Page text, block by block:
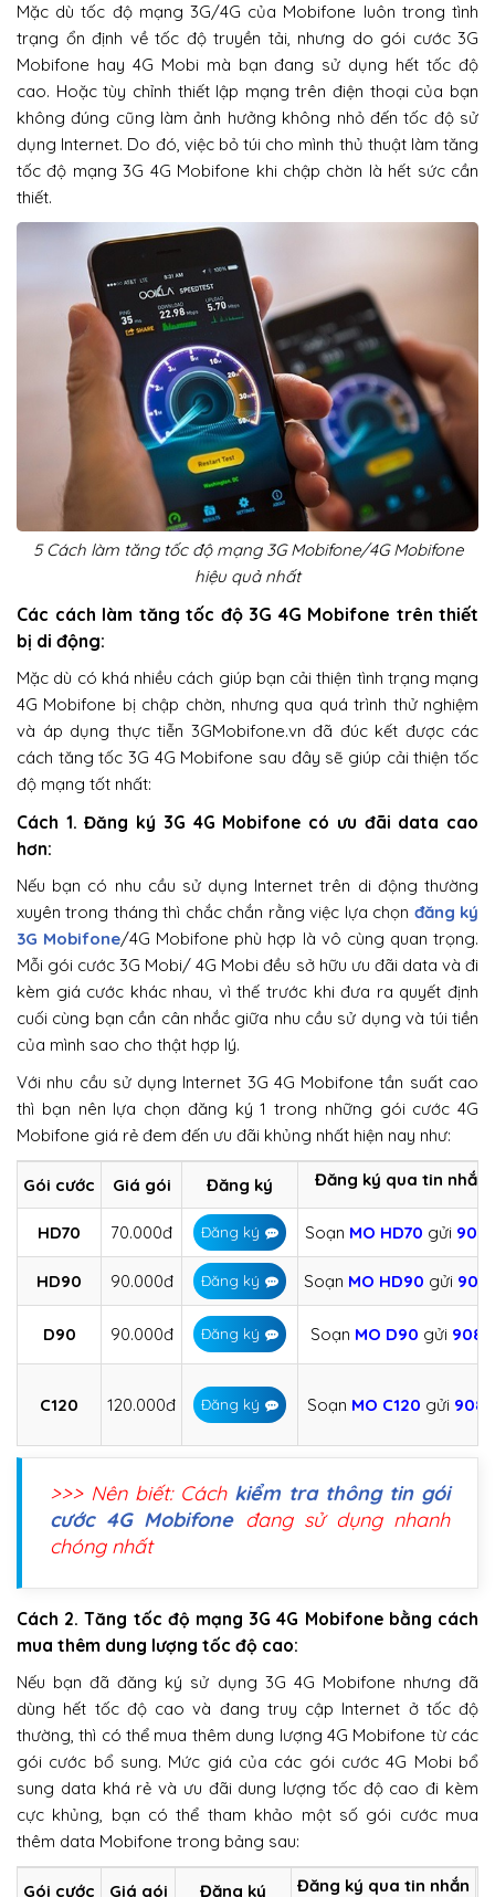
Mặc dù tốc độ mạng 3G/4G của Mobifone luôn trong tình
trạng ổn định về tốc độ truyền tải, nhưng do gói cước 3G
Mobifone hay 4G Mobi mà bạn đang sử dụng hết tốc độ
cao. Hoặc tùy chỉnh thiết lập mạng trên điện thoại của bạn
không đúng cũng làm ảnh hưởng không nhỏ đến tốc độ sử
dụng Internet. Do đó, việc bỏ túi cho mình thủ thuật làm tăng
tốc độ mạng 3G 4G Mobifone khi chập chờn là hết sức cần
thiết.
5 Cách làm tăng tốc độ mạng 3G Mobifone/4G Mobifone
hiệu quả nhất
Các cách làm tăng tốc độ 3G 4G Mobifone trên thiết
bị di động:
Mặc dù có khá nhiều cách giúp bạn cải thiện tình trạng mạng
4G Mobifone bị chập chờn, nhưng qua quá trình thử nghiệm
và áp dụng thực tiễn 3GMobifone.vn đã đúc kết được các
cách tăng tốc 3G 4G Mobifone sau đây sẽ giúp cải thiện tốc
độ mạng tốt nhất:
Cách 1. Đăng ký 3G 4G Mobifone có ưu đãi data cao
hơn:
Nếu bạn có nhu cầu sử dụng Internet trên di động thường
xuyên trong tháng thì chắc chắn rằng việc lựa chọn đăng ký
3G Mobifone/4G Mobifone phù hợp là vô cùng quan trọng.
Mỗi gói cước 3G Mobi/ 4G Mobi đều sở hữu ưu đãi data và đi
kèm giá cước khác nhau, vì thế trước khi đưa ra quyết định
cuối cùng bạn cần cân nhắc giữa nhu cầu sử dụng và túi tiền
của mình sao cho thật hợp lý.
Với nhu cầu sử dụng Internet 3G 4G Mobifone tần suất cao
thì bạn nên lựa chọn đăng ký 1 trong những gói cước 4G
Mobifone giá rẻ đem đến ưu đãi khủng nhất hiện nay như:
Gói cước Giá gói Đăng ký Đăng ký qua tin nhắn
HD70 70.000đ Đăng ký Soạn MO HD70 gửi
HD90 90.000đ Đăng ký Soạn MO HD90 gửi
D90 90.000đ Đăng ký Soạn MO D90 gửi 9084
C120 120.000đ Đăng ký Soạn MO C120 gửi 9084
>>> Nên biết: Cách kiểm tra thông tin gói
cước 4G Mobifoneđang sử dụng nhanh
chóng nhất
Cách 2. Tăng tốc độ mạng 3G 4G Mobifone bằng cách
mua thêm dung lượng tốc độ cao:
Nếu bạn đã đăng ký sử dụng 3G 4G Mobifone nhưng đã
dùng hết tốc độ cao và đang truy cập Internet ở tốc độ
thường, thì có thể mua thêm dung lượng 4G Mobifone từ các
gói cước bổ sung. Mức giá của các gói cước 4G Mobi bổ
sung data khá rẻ và ưu đãi dung lượng tốc độ cao đi kèm
cực khủng, bạn có thể tham khảo một số gói cước mua
thêm data Mobifone trong bảng sau:
Gói cước Giá gói Đăng ký Đăng ký qua tin nhắn